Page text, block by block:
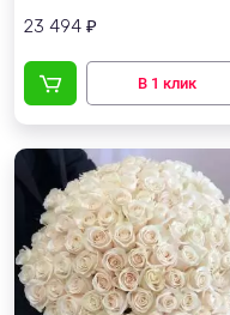
23 494 ₽